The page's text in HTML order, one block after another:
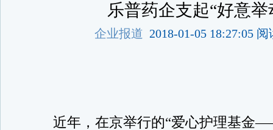
乐普药企支起“好意举
企业报道 2018-01-05 18:27:05
近年，在京举行的“爱心护理基金